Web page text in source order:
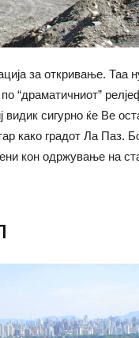
за откривање. Таа
“драматичниот”
видик сигурно ќе Ве
како градот Ла Паз.
кон одржување на